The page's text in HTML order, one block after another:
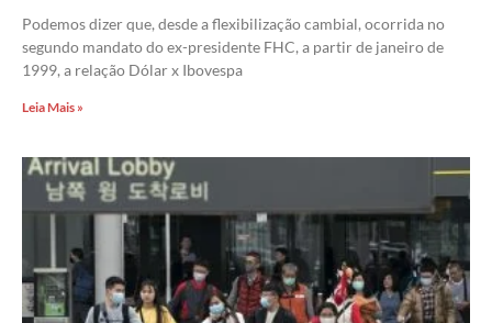
Podemos dizer que, desde a flexibilização cambial, ocorrida no
segundo mandato do ex-presidente FHC, a partir de janeiro de
1999, a relação Dólar x Ibovespa
Leia Mais »